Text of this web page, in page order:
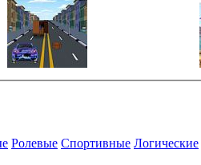
Ролевые Спортивные Логические